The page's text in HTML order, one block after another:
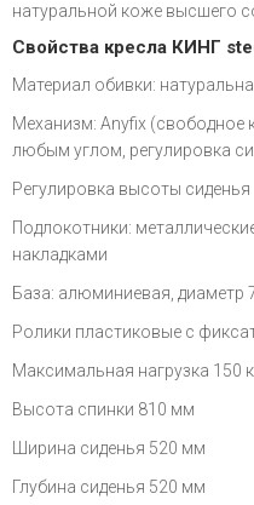
натуральной коже высшего
Свойства кресла КИНГ
Материал обивки:
Механизм: Anyfix (свободное
любым углом, регулировка
Регулировка высоты сиденья
Подлокотники:
накладками
База: алюминиевая, диаметр
Ролики пластиковые с
Максимальная нагрузка 150
Высота спинки 810 мм
Ширина сиденья 520 мм
Глубина сиденья 520 мм